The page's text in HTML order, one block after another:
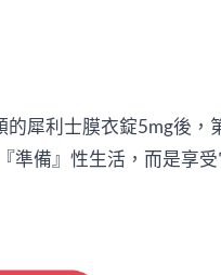
犀利士膜衣錠5mg後
備』性生活，而是享受